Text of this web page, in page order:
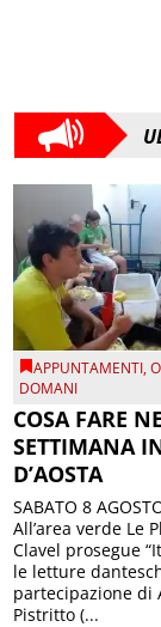
APPUNTAMENTI,
DOMANI
COSA FARE
SETTIMANA
D’AOSTA
SABATO 8
All’area verde Le
Clavel prosegue
le letture
partecipazione di
Pistritto (...